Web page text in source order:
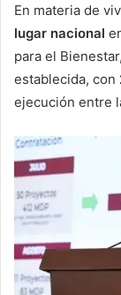
En materia de
lugar nacional
para el
establecida, con
ejecución entre